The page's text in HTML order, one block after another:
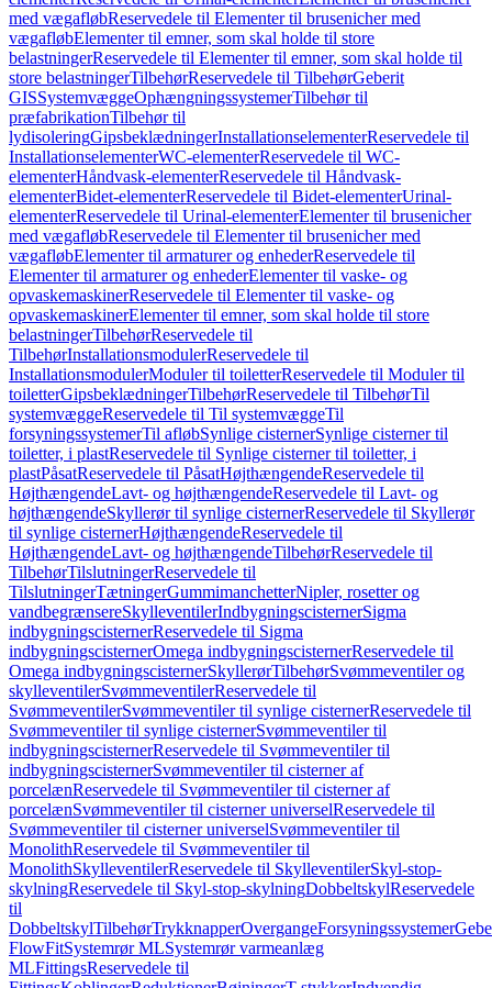
med vægafløbReservedele til Elementer til brusenicher med
vægafløbElementer til emner, som skal holde til store
belastningerReservedele til Elementer til emner, som skal holde til
store belastningerTilbehørReservedele til TilbehørGeberit
GISSystemvæggeOphængningssystemerTilbehør til
præfabrikationTilbehør til
lydisoleringGipsbeklædningerInstallationselementerReservedele til
InstallationselementerWC-elementerReservedele til WC-
elementerHåndvask-elementerReservedele til Håndvask-
elementerBidet-elementerReservedele til Bidet-elementerUrinal-
elementerReservedele til Urinal-elementerElementer til brusenicher
med vægafløbReservedele til Elementer til brusenicher med
vægafløbElementer til armaturer og enhederReservedele til
Elementer til armaturer og enhederElementer til vaske- og
opvaskemaskinerReservedele til Elementer til vaske- og
opvaskemaskinerElementer til emner, som skal holde til store
belastningerTilbehørReservedele til
TilbehørInstallationsmodulerReservedele til
InstallationsmodulerModuler til toiletterReservedele til Moduler til
toiletterGipsbeklædningerTilbehørReservedele til TilbehørTil
systemvæggeReservedele til Til systemvæggeTil
forsyningssystemerTil afløbSynlige cisternerSynlige cisterner til
toiletter, i plastReservedele til Synlige cisterner til toiletter, i
plastPåsatReservedele til PåsatHøjthængendeReservedele til
HøjthængendeLavt- og højthængendeReservedele til Lavt- og
højthængendeSkyllerør til synlige cisternerReservedele til Skyllerør
til synlige cisternerHøjthængendeReservedele til
HøjthængendeLavt- og højthængendeTilbehørReservedele til
TilbehørTilslutningerReservedele til
TilslutningerTætningerGummimanchetterNipler, rosetter og
vandbegrænsereSkylleventilerIndbygningscisternerSigma
indbygningscisternerReservedele til Sigma
indbygningscisternerOmega indbygningscisternerReservedele til
Omega indbygningscisternerSkyllerørTilbehørSvømmeventiler og
skylleventilerSvømmeventilerReservedele til
SvømmeventilerSvømmeventiler til synlige cisternerReservedele til
Svømmeventiler til synlige cisternerSvømmeventiler til
indbygningscisternerReservedele til Svømmeventiler til
indbygningscisternerSvømmeventiler til cisterner af
porcelænReservedele til Svømmeventiler til cisterner af
porcelænSvømmeventiler til cisterner universelReservedele til
Svømmeventiler til cisterner universelSvømmeventiler til
MonolithReservedele til Svømmeventiler til
MonolithSkylleventilerReservedele til SkylleventilerSkyl-stop-
skylningReservedele til Skyl-stop-skylningDobbeltskylReservedele
til
DobbeltskylTilbehørTrykknapperOvergangeForsyningssystemer
FlowFitSystemrør MLSystemrør varmeanlæg
MLFittingsReservedele til